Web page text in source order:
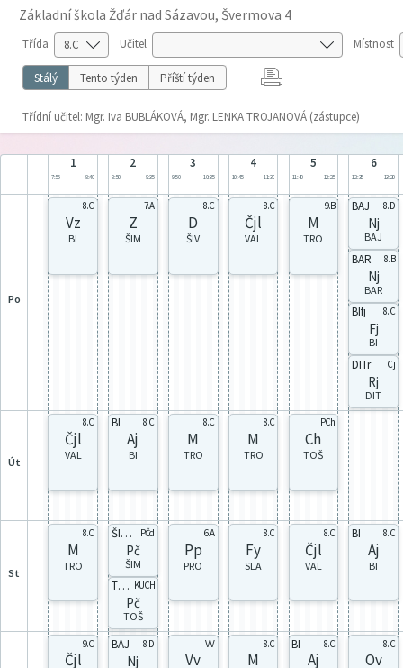
Základní škola Žďár nad Sázavou, Švermova 4
Třída Učitel Místnost
Stálý Tento týden Příští týden
Třídní učitel: Mgr. Iva BUBLÁKOVÁ, Mgr. LENKA TROJANOVÁ (zástupce)
1
7:55 8:40
2
8:50 9:35
3
9:50 10:35
4
10:45 11:30
5
11:40 12:25
6
12:35 13:20
po
8.C
Vz
BI
7.A
Z
ŠIM
8.C
D
ŠIV
8.C
Čjl
VAL
9.B
M
TRO
BAJ 8.D
Nj
BAJ
BAR 8.B
Nj
BAR
BIfj 8.C
Fj
BI
DITr Cj
Rj
DIT
út
8.C
Čjl
VAL
BI 8.C
Aj
BI
8.C
M
TRO
8.C
M
TRO
PCh
Ch
TOŠ
st
8.C
M
TRO
ŠIMp PČd
Pč
ŠIM
TOŠp KUCH
Pč
TOŠ
6.A
Pp
PRO
8.C
Fy
SLA
8.C
Čjl
VAL
BI 8.C
Aj
BI
9.C
Čjl
BAJ 8.D
Nj
VV
Vv
8.C
M
BI 8.C
Aj
8.C
Ov